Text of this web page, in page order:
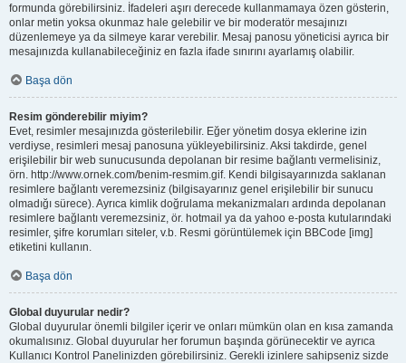
formunda görebilirsiniz. İfadeleri aşırı derecede kullanmamaya özen gösterin,
onlar metin yoksa okunmaz hale gelebilir ve bir moderatör mesajınızı
düzenlemeye ya da silmeye karar verebilir. Mesaj panosu yöneticisi ayrıca bir
mesajınızda kullanabileceğiniz en fazla ifade sınırını ayarlamış olabilir.
Başa dön
Resim gönderebilir miyim?
Evet, resimler mesajınızda gösterilebilir. Eğer yönetim dosya eklerine izin
verdiyse, resimleri mesaj panosuna yükleyebilirsiniz. Aksi takdirde, genel
erişilebilir bir web sunucusunda depolanan bir resime bağlantı vermelisiniz,
örn. http://www.ornek.com/benim-resmim.gif. Kendi bilgisayarınızda saklanan
resimlere bağlantı veremezsiniz (bilgisayarınız genel erişilebilir bir sunucu
olmadığı sürece). Ayrıca kimlik doğrulama mekanizmaları ardında depolanan
resimlere bağlantı veremezsiniz, ör. hotmail ya da yahoo e-posta kutularındaki
resimler, şifre korumları siteler, v.b. Resmi görüntülemek için BBCode [img]
etiketini kullanın.
Başa dön
Global duyurular nedir?
Global duyurular önemli bilgiler içerir ve onları mümkün olan en kısa zamanda
okumalısınız. Global duyurular her forumun başında görünecektir ve ayrıca
Kullanıcı Kontrol Panelinizden görebilirsiniz. Gerekli izinlere sahipseniz sizde